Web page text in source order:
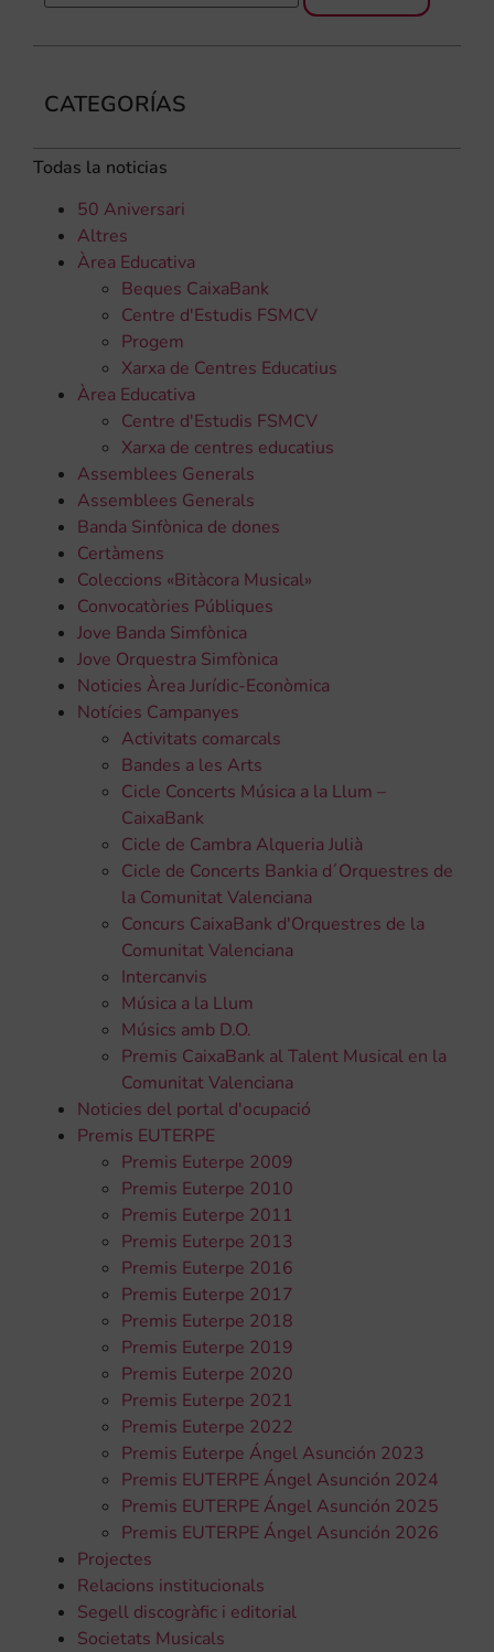
CATEGORÍAS
Todas la noticias
50 Aniversari
Altres
Àrea Educativa
Beques CaixaBank
Centre d'Estudis FSMCV
Progem
Xarxa de Centres Educatius
Àrea Educativa
Centre d'Estudis FSMCV
Xarxa de centres educatius
Assemblees Generals
Assemblees Generals
Banda Sinfònica de dones
Certàmens
Coleccions «Bitàcora Musical»
Convocatòries Públiques
Jove Banda Simfònica
Jove Orquestra Simfònica
Noticies Àrea Jurídic-Econòmica
Notícies Campanyes
Activitats comarcals
Bandes a les Arts
Cicle Concerts Música a la Llum –
CaixaBank
Cicle de Cambra Alqueria Julià
Cicle de Concerts Bankia d´Orquestres de
la Comunitat Valenciana
Concurs CaixaBank d'Orquestres de la
Comunitat Valenciana
Intercanvis
Música a la Llum
Músics amb D.O.
Premis CaixaBank al Talent Musical en la
Comunitat Valenciana
Noticies del portal d'ocupació
Premis EUTERPE
Premis Euterpe 2009
Premis Euterpe 2010
Premis Euterpe 2011
Premis Euterpe 2013
Premis Euterpe 2016
Premis Euterpe 2017
Premis Euterpe 2018
Premis Euterpe 2019
Premis Euterpe 2020
Premis Euterpe 2021
Premis Euterpe 2022
Premis Euterpe Ángel Asunción 2023
Premis EUTERPE Ángel Asunción 2024
Premis EUTERPE Ángel Asunción 2025
Premis EUTERPE Ángel Asunción 2026
Projectes
Relacions institucionals
Segell discogràfic i editorial
Societats Musicals